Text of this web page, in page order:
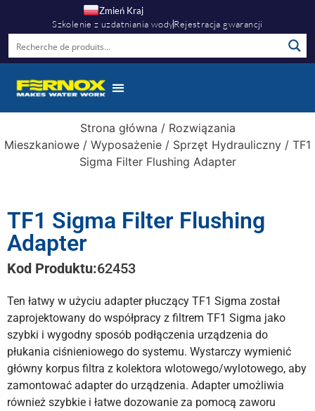
Zmień Kraj
Szkolenie z uzdatniania wodyRejestracja gwarancji
Strona główna / Rozwiązania
Mieszkaniowe / Wyposażenie / Sprzęt Hydrauliczny / TF1
Sigma Filter Flushing Adapter
TF1 Sigma Filter Flushing
Adapter
Kod Produktu:62453
Ten łatwy w użyciu adapter płuczący TF1 Sigma został
zaprojektowany do współpracy z filtrem TF1 Sigma jako
szybki i wygodny sposób podłączenia urządzenia do
płukania ciśnieniowego do systemu. Wystarczy wymienić
główny korpus filtra z kolektora wlotowego/wylotowego, aby
zamontować adapter do urządzenia. Adapter umożliwia
również szybkie i łatwe dozowanie za pomocą zaworu